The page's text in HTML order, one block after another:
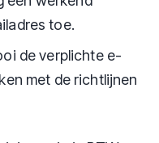
toe.
de verplichte e-
met de richtlijnen